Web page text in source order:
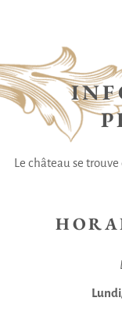
Le château se